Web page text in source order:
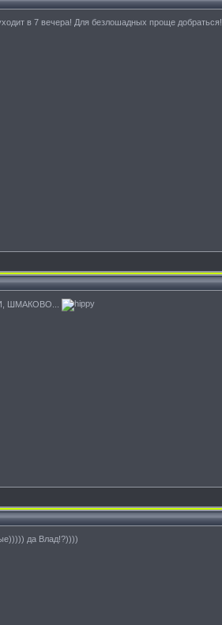
в 7 вечера! Для безлошадных проще добраться!
ШМАКОВО...
да Влад!?))))